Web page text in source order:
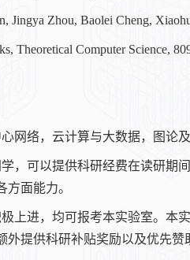
Jingya Zhou, Baolei Cheng,
Theoretical Computer Science,
网络，云计算与大数据，图论
，可以提供科研经费在读研期
面能力。
上进，均可报考本实验室。本
外提供科研补贴奖励以及优先